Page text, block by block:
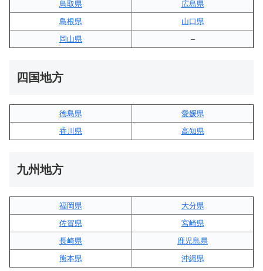
鳥取県
広島県
島根県
山口県
岡山県
–
四国地方
徳島県
愛媛県
香川県
高知県
九州地方
福岡県
大分県
佐賀県
宮崎県
長崎県
鹿児島県
熊本県
沖縄県